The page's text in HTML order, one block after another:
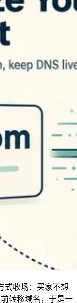
式收场：买家不想
转移域名，于是一